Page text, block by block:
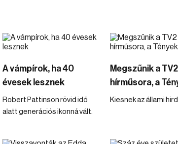
A vámpírok, ha 40
évesek lesznek
Robert Pattinson rövid idő
alatt generációs ikonná vált.
Megszűnik a TV2
hírműsora, a
Kiesnek az állami